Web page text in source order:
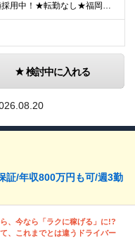
★九州・広島で積極採用中！★転勤なし★福岡・広島・大分・宮崎・東京募集★マイカー通勤OK ■以下の勤務地より、ご希望に応じて配属いたします。 人数に応じて支店を増やしていくため、記載の勤務地以外でも
検討中に入れる
証/年収800万円も可/週3勤
ら、今なら「ラクに稼げる」に!?
、これまでとは違うドライバー